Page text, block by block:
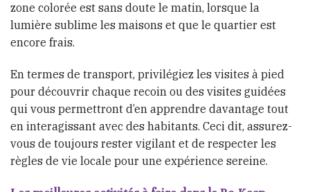
zone colorée est sans doute le matin, lorsque la
lumière sublime les maisons et que le quartier est
encore frais.
En termes de transport, privilégiez les visites à pied
pour découvrir chaque recoin ou des visites guidées
qui vous permettront d’en apprendre davantage tout
en interagissant avec des habitants. Ceci dit, assurez-
vous de toujours rester vigilant et de respecter les
règles de vie locale pour une expérience sereine.